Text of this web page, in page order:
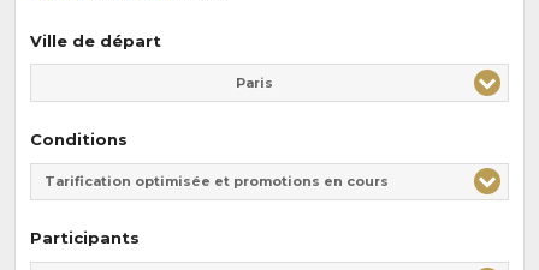
Ville de départ
Paris
Conditions
Tarification optimisée et promotions en cours
Participants